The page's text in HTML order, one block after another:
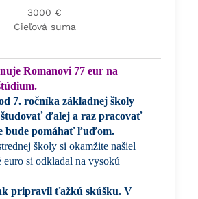
3000 €
Cieľová suma
Romanovi 77 eur na
7. ročníka základnej školy
študovať ďalej a raz pracovať
bude pomáhať ľuďom.
školy si okamžite našiel
euro si odkladal na vysokú
pripravil ťažkú skúšku. V